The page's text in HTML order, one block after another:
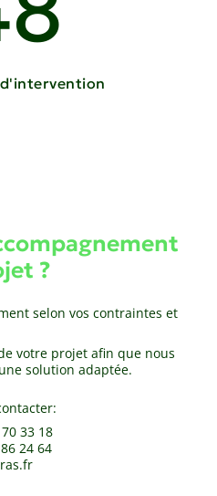
?
selon vos contraintes et
votre projet afin que nous
solution adaptée.
33 18
24 64